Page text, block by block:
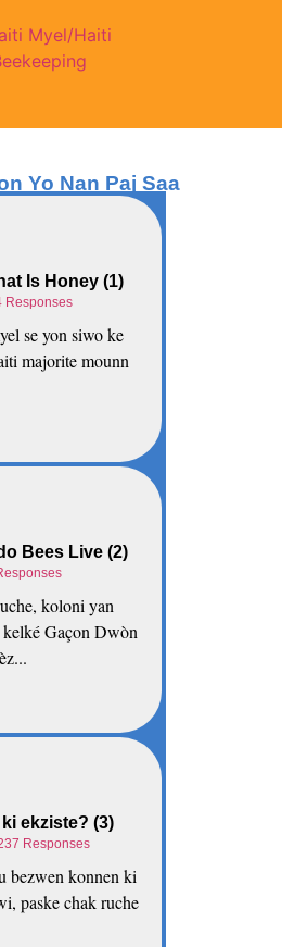
Yo Nan Paj Saa
Is Honey (1)
Responses
se yon siwo ke
majorite mounn
Bees Live (2)
koloni yan
kelké Gaçon Dwòn
ekziste? (3)
Responses
bezwen konnen ki
paske chak ruche